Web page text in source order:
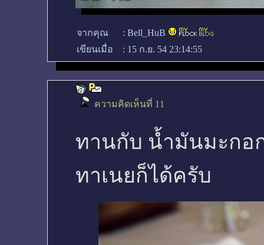
จากคุณ : Bell_HuB
เขียนเมื่อ
: 15 ก.ย. 54 23:14:55
ความคิดเห็นที่ 11
ทานกับ น้ำมันมะกอ
ทาเนยก็ได้ครับ